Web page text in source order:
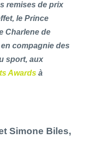
remises de prix
le Prince
Charlene de
compagnie des
sport, aux
Awards à
Simone Biles,